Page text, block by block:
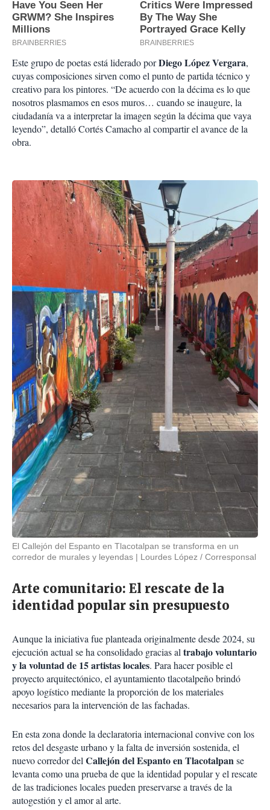
Este grupo de poetas está liderado porDiego López Vergara,
cuyas composiciones sirven como el punto de partida técnico y
creativo para los pintores. “De acuerdo con la décima es lo que
nosotros plasmamos en esos muros… cuando se inaugure, la
ciudadanía va a interpretar la imagen según la décima que vaya
leyendo”, detalló Cortés Camacho al compartir el avance de la
obra.
El Callejón del Espanto en Tlacotalpan se transforma en un
corredor de murales y leyendas
Lourdes López / Corresponsal
Arte comunitario: El rescate de la
identidad popular sin presupuesto
Aunque la iniciativa fue planteada originalmente desde 2024, su
ejecución actual se ha consolidado gracias altrabajo voluntario
y la voluntad de 15 artistas locales. Para hacer posible el
proyecto arquitectónico, el ayuntamiento tlacotalpeño brindó
apoyo logístico mediante la proporción de los materiales
necesarios para la intervención de las fachadas.
En esta zona donde la declaratoria internacional convive con los
retos del desgaste urbano y la falta de inversión sostenida, el
nuevo corredor delCallejón del Espanto en Tlacotalpanse
levanta como una prueba de que la identidad popular y el rescate
de las tradiciones locales pueden preservarse a través de la
autogestión y el amor al arte.